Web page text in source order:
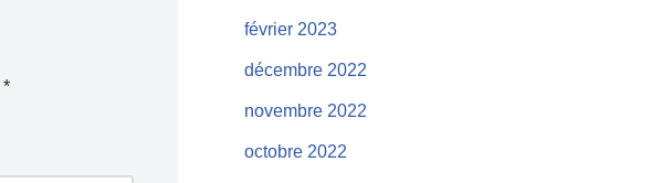
*
février 2023
décembre 2022
novembre 2022
octobre 2022